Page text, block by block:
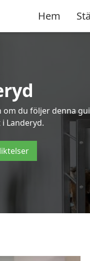
Hem
du följer denna
Landeryd.